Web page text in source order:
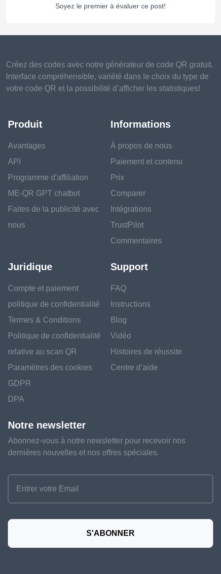
Soyez le premier à évaluer ce post!
Créez des codes avec notre générateur de code QR gratuit.
Interface compréhensible, variété dans le choix du type de
votre code QR et la possibilité d’afficher les statistiques!
Produit
Avantages
API
Programme d'affiliation
ME-QR GPT chatbot
Faites de la publicité avec
nous
Informations
À propos de nous
Paiement et contenu
Prix
Comparer
Intégrations
TrustPilot
Commentaires
Juridique
Compte et paiement
politique de confidentialité
Termes & Conditions
Politique de confidentialité
relative au scan QR
Paramètres des cookies
GDPR
DPA
Support
FAQ
Instructions
Blog
Vidéo
Histoires de réussite
Centre d’aide
Notre newsletter
Abonnez-vous à notre newsletter pour recevoir nos
dernières nouvelles et nos offres spéciales.
S'ABONNER